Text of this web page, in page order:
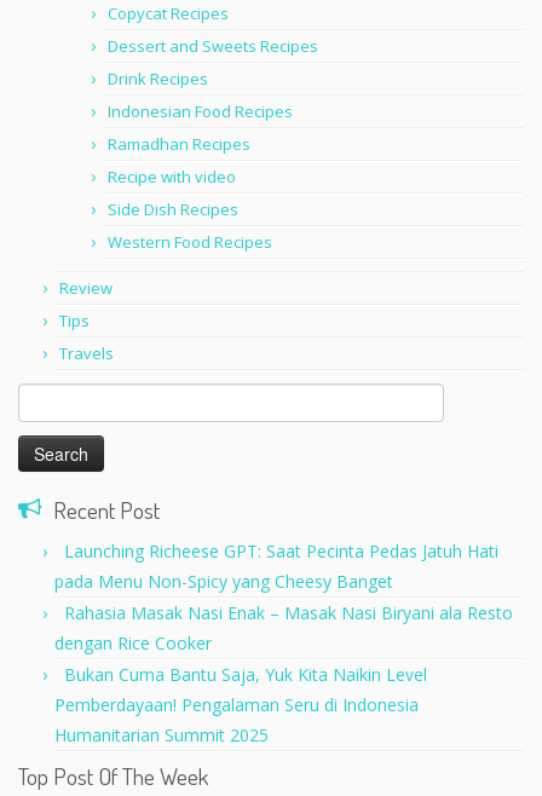
Copycat Recipes
Dessert and Sweets Recipes
Drink Recipes
Indonesian Food Recipes
Ramadhan Recipes
Recipe with video
Side Dish Recipes
Western Food Recipes
Review
Tips
Travels
Search
for:
Recent Post
Launching Richeese GPT: Saat Pecinta Pedas Jatuh Hati
pada Menu Non-Spicy yang Cheesy Banget
Rahasia Masak Nasi Enak – Masak Nasi Biryani ala Resto
dengan Rice Cooker
Bukan Cuma Bantu Saja, Yuk Kita Naikin Level
Pemberdayaan! Pengalaman Seru di Indonesia
Humanitarian Summit 2025
Top Post Of The Week